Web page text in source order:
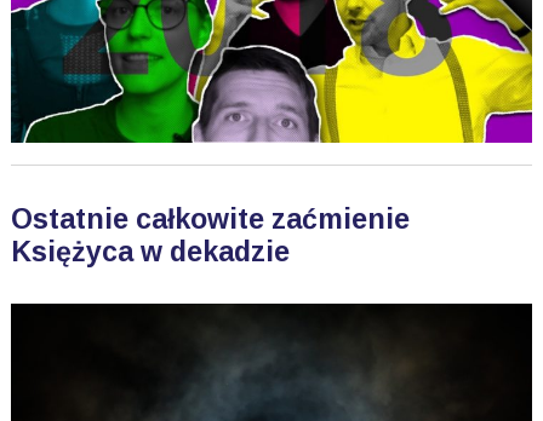
Ostatnie całkowite zaćmienie
Księżyca w dekadzie